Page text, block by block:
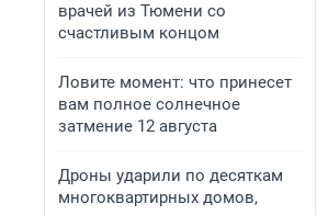
врачей из Тюмени со
счастливым концом
Ловите момент: что принесет
вам полное солнечное
затмение 12 августа
Дроны ударили по десяткам
многоквартирных домов,